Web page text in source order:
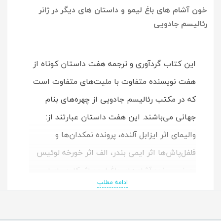
خون آشام های باغ لیمو و داستان های دیگر در ژانر
رئالیسم جادویی
این کتاب گردآوری و ترجمه هفت داستان کوتاه از
هفت نویسنده متفاوت با ملیت‌های متفاوت است
که در مکتب رئالیسم جادویی از چهره‌های بنام
جهانی می‌باشند. این هفت داستان عبارتند از:
والیمای اثر ایزابل آلنده، پرونده نمکدان‌ها و
فلفل‌پاش‌ها اثر ایمی بندر، الف اثر خورخه لوئیس
بورخس، خون‌آشام‌های باغ لیمو اثر کارن راسل،
چاک‌مول اثر کارلوس فوئنتس، پیرمردی با بال‌های
ادامه مطلب